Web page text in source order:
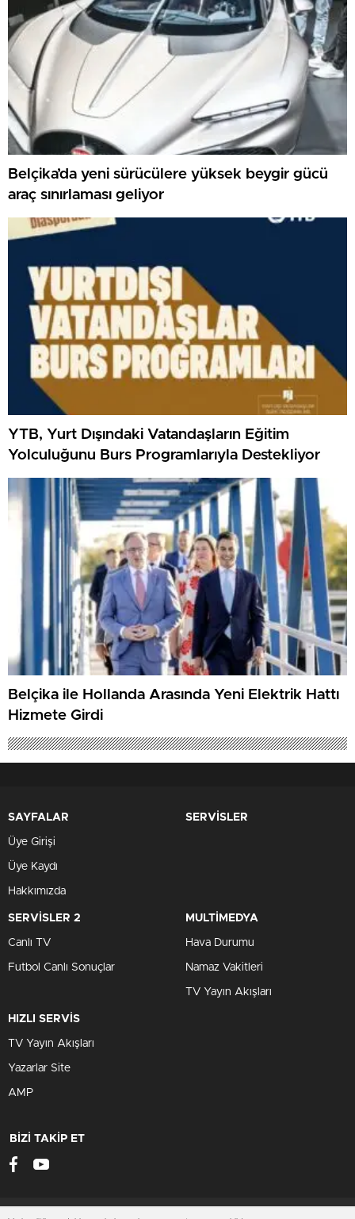
Belçika’da yeni sürücülere yüksek beygir gücü
araç sınırlaması geliyor
YTB, Yurt Dışındaki Vatandaşların Eğitim
Yolculuğunu Burs Programlarıyla Destekliyor
Belçika ile Hollanda Arasında Yeni Elektrik Hattı
Hizmete Girdi
SAYFALAR
Üye Girişi
Üye Kaydı
Hakkımızda
SERVİSLER
SERVİSLER 2
Canlı TV
Futbol Canlı Sonuçlar
MULTİMEDYA
Hava Durumu
Namaz Vakitleri
TV Yayın Akışları
HIZLI SERVİS
TV Yayın Akışları
Yazarlar Site
AMP
BİZİ TAKİP ET